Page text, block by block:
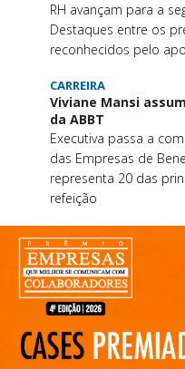
RH avançam para a
Destaques entre os
reconhecidos pelo
CARREIRA
Viviane Mansi
da ABBT
Executiva passa a
das Empresas de
representa 20 das
refeição